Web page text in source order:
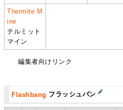
Thermite M
ine
テルミット
マイン
編集者向けリンク
Flashbang フラッシュバン